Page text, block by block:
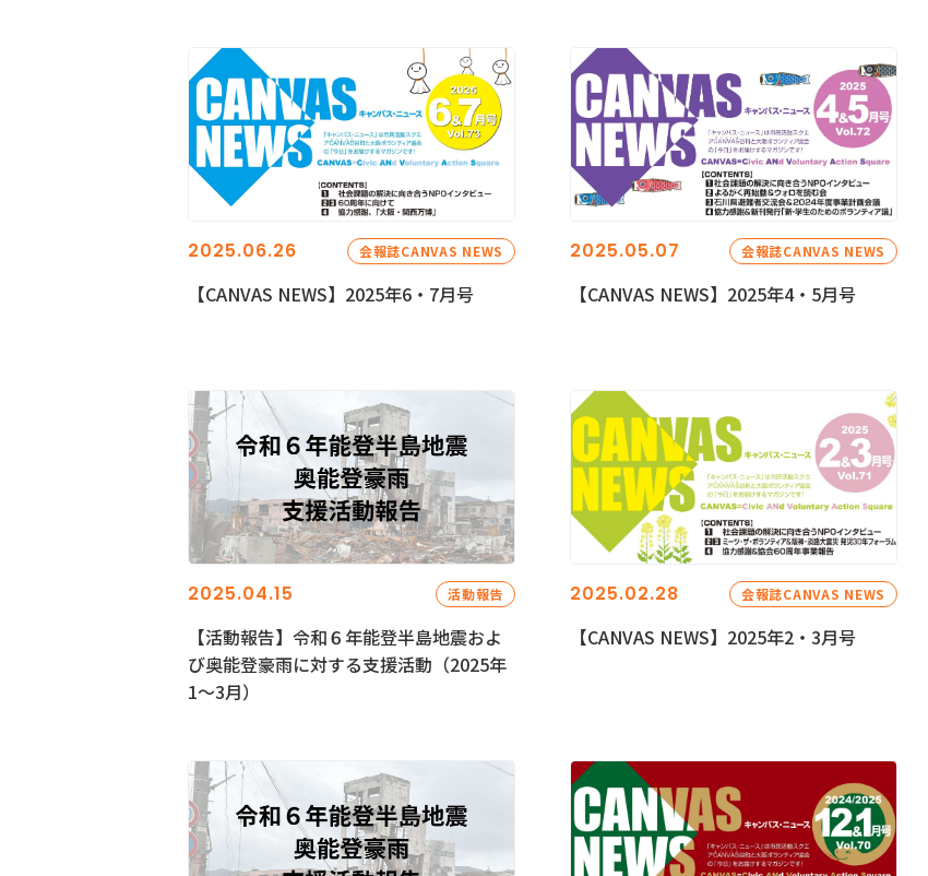
2025.06.26 会報誌CANVAS NEWS
【CANVAS NEWS】2025年6・7月号
2025.05.07 会報誌CANVAS NEWS
【CANVAS NEWS】2025年4・5月号
2025.04.15 活動報告
【活動報告】令和６年能登半島地震およ
び奥能登豪雨に対する支援活動（2025年
1〜3月）
2025.02.28 会報誌CANVAS NEWS
【CANVAS NEWS】2025年2・3月号